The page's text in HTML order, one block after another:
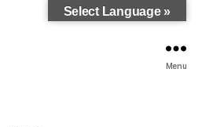
Menu
Select Language »